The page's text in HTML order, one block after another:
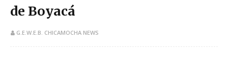
de Boyacá
G.E.W.E.B. CHICAMOCHA NEWS